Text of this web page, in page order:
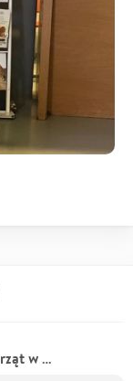
Schronisko dla Bezdomnych Zwierząt w Milanówku - Wolontariat